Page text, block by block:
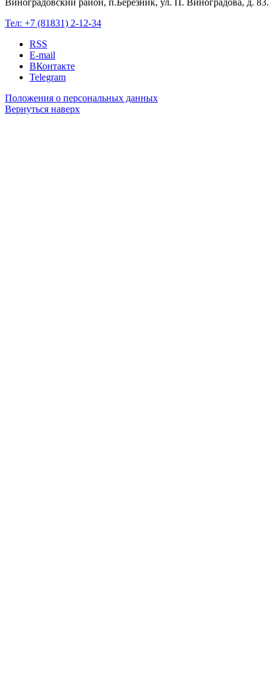
Виноградовский район, п.Березник, ул. П. Виноградова, д. 83.
Тел: +7 (81831) 2-12-34
RSS
E-mail
ВКонтакте
Telegram
Положения о персональных данных
Вернуться наверх